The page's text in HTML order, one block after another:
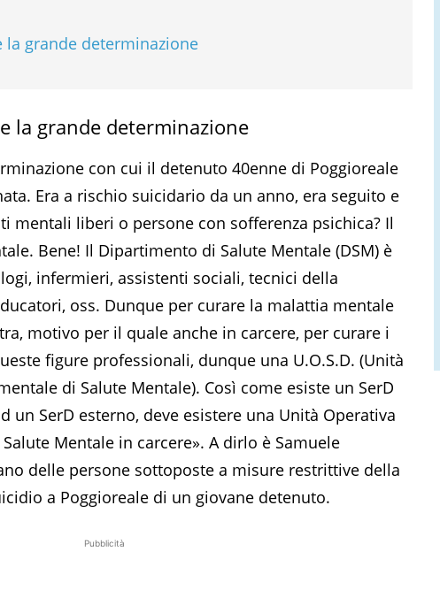
grande determinazione
la grande determinazione
con cui il detenuto 40enne di Poggioreale
Era a rischio suicidario da un anno, era seguito e
mentali liberi o persone con sofferenza psichica? Il
Bene! Il Dipartimento di Salute Mentale (DSM) è
infermieri, assistenti sociali, tecnici della
oss. Dunque per curare la malattia mentale
motivo per il quale anche in carcere, per curare i
figure professionali, dunque una U.O.S.D. (Unità
di Salute Mentale). Così come esiste un SerD
un SerD esterno, deve esistere una Unità Operativa
Mentale in carcere». A dirlo è Samuele
delle persone sottoposte a misure restrittive della
a Poggioreale di un giovane detenuto.
Pubblicità